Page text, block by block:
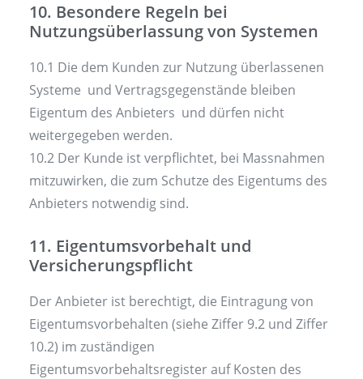
10. Besondere Regeln bei
Nutzungsüberlassung von Systemen
10.1 Die dem Kunden zur Nutzung überlassenen
Systeme und Vertragsgegenstände bleiben
Eigentum des Anbieters und dürfen nicht
weitergegeben werden.
10.2 Der Kunde ist verpflichtet, bei Massnahmen
mitzuwirken, die zum Schutze des Eigentums des
Anbieters notwendig sind.
11. Eigentumsvorbehalt und
Versicherungspflicht
Der Anbieter ist berechtigt, die Eintragung von
Eigentumsvorbehalten (siehe Ziffer 9.2 und Ziffer
10.2) im zuständigen
Eigentumsvorbehaltsregister auf Kosten des